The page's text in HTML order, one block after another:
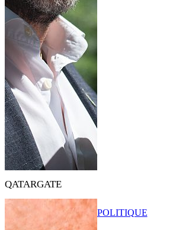
QATARGATE
POLITIQUE